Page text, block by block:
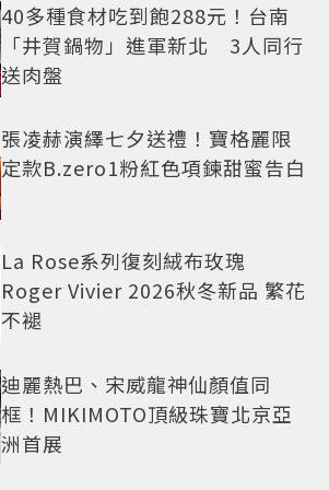
40多種食材吃到飽288元！台南
「井賀鍋物」進軍新北 3人同行
送肉盤
張凌赫演繹七夕送禮！寶格麗限
定款B.zero1粉紅色項鍊甜蜜告白
La Rose系列復刻絨布玫瑰
Roger Vivier 2026秋冬新品 繁花
不褪
迪麗熱巴、宋威龍神仙顏值同
框！MIKIMOTO頂級珠寶北京亞
洲首展